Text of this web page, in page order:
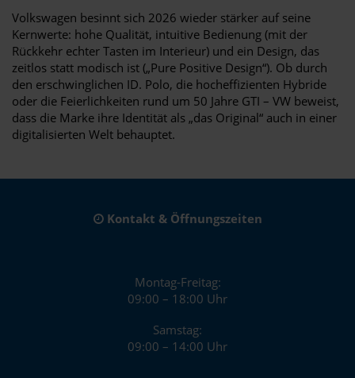
Volkswagen besinnt sich 2026 wieder stärker auf seine
Kernwerte: hohe Qualität, intuitive Bedienung (mit der
Rückkehr echter Tasten im Interieur) und ein Design, das
zeitlos statt modisch ist („Pure Positive Design“). Ob durch
den erschwinglichen ID. Polo, die hocheffizienten Hybride
oder die Feierlichkeiten rund um 50 Jahre GTI – VW beweist,
dass die Marke ihre Identität als „das Original“ auch in einer
digitalisierten Welt behauptet.
Kontakt & Öffnungszeiten
Montag-Freitag:
09:00 – 18:00 Uhr
Samstag:
09:00 – 14:00 Uhr